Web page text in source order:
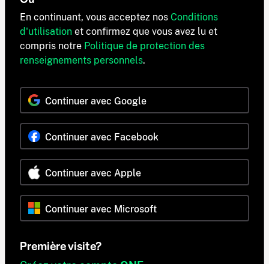
En continuant, vous acceptez nos Conditions
d'utilisation et confirmez que vous avez lu et
compris notre Politique de protection des
renseignements personnels.
Continuer avec Google
Continuer avec Facebook
Continuer avec Apple
Continuer avec Microsoft
Première visite?